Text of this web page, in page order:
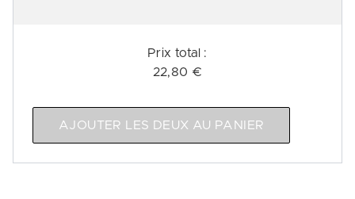
Prix ​​total :
22,80 €
AJOUTER LES DEUX AU PANIER